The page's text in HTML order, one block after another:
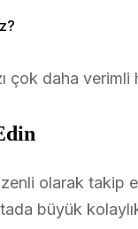
çok daha verimli
olarak takip
büyük